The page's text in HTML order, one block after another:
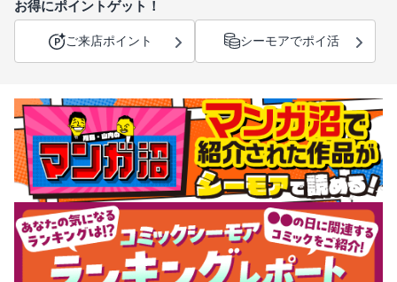
お得にポイントゲット！
ご来店ポイント シーモアでポイ活